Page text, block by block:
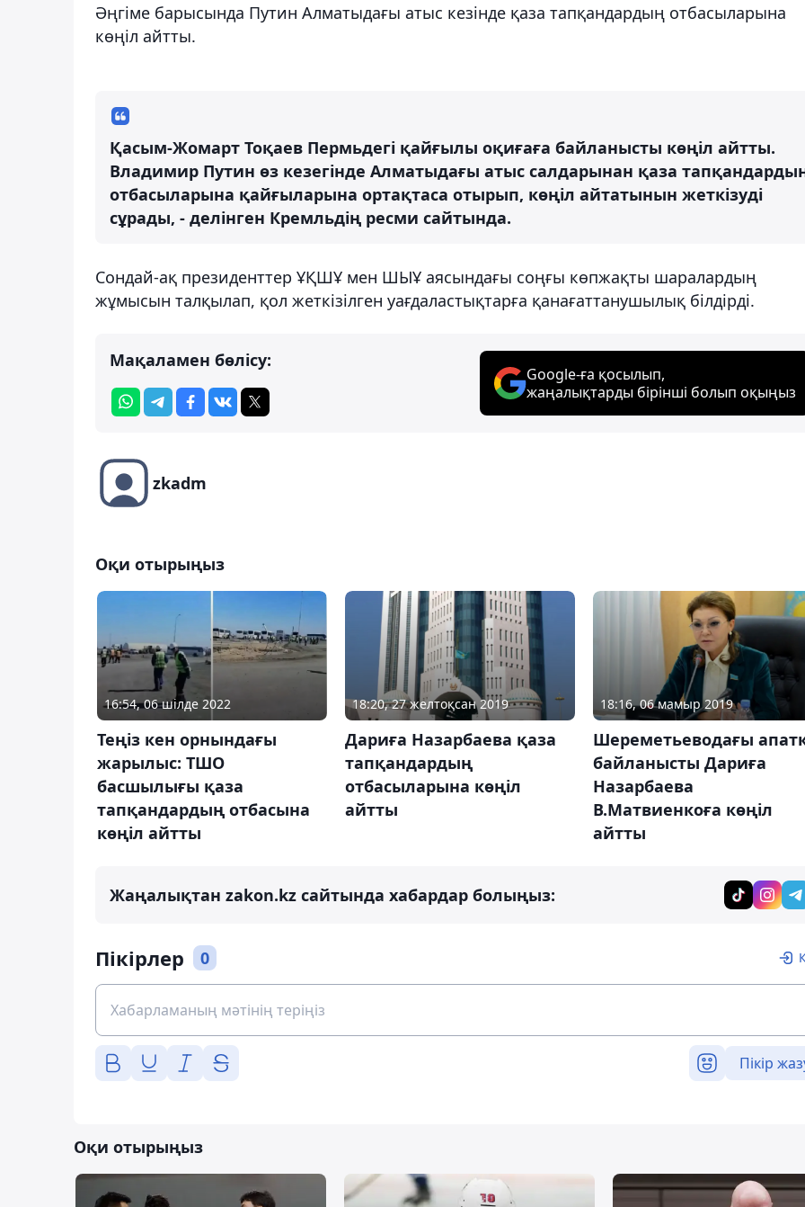
Әңгіме барысында Путин Алматыдағы атыс кезінде қаза тапқандардың отбасыларына
көңіл айтты.
Қасым-Жомарт Тоқаев Пермьдегі қайғылы оқиғаға байланысты көңіл айтты.
Владимир Путин өз кезегінде Алматыдағы атыс салдарынан қаза
отбасыларына қайғыларына ортақтаса отырып, көңіл айтатынын жеткізуді
сұрады, - делінген Кремльдің ресми сайтында.
Сондай-ақ президенттер ҰҚШҰ мен ШЫҰ аясындағы соңғы көпжақты шаралардың
жұмысын талқылап, қол жеткізілген уағдаластықтарға қанағаттанушылық білдірді.
Мақаламен бөлісу:
Google-ға қосылып,
жаңалықтарды бірінші болып оқыңыз
zkadm
Оқи отырыңыз
16:54, 06 шілде 2022
Теңіз кен орнындағы
жарылыс: ТШО
басшылығы қаза
тапқандардың отбасына
көңіл айтты
18:20, 27 желтоқсан 2019
Дариға Назарбаева қаза
тапқандардың
отбасыларына көңіл
айтты
18:16, 06 мамыр 2019
Шереметьеводағы
байланысты Дариға
Назарбаева
В.Матвиенкоға көңіл
айтты
Жаңалықтан zakon.kz сайтында хабардар болыңыз:
Пікірлер 0
Пікір
Оқи отырыңыз